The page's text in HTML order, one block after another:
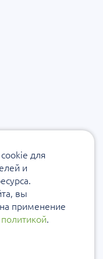
для
и
вы
применение
политикой.